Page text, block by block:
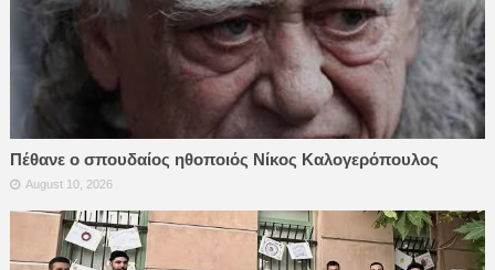
Πέθανε ο σπουδαίος ηθοποιός Νίκος Καλογερόπουλος
August 10, 2026